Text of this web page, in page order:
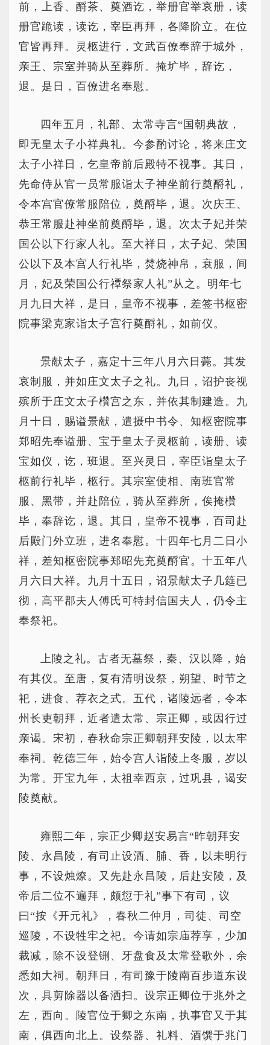
前，上香、酹茶、奠酒讫，举册官举哀册，读
册官跪读，读讫，宰臣再拜，各降阶立。在位
官皆再拜。灵柩进行，文武百僚奉辞于城外，
亲王、宗室并骑从至葬所。掩圹毕，辞讫，
退。是日，百僚进名奉慰。
四年五月，礼部、太常寺言“国朝典故，
即无皇太子小祥典礼。今参酌讨论，将来庄文
太子小祥日，乞皇帝前后殿特不视事。其日，
先命侍从官一员常服诣太子神坐前行奠酹礼，
令本宫官僚常服陪位，奠酹毕，退。次庆王、
恭王常服赴神坐前奠酹毕，退。次太子妃并荣
国公以下行家人礼。至大祥日，太子妃、荣国
公以下及本宫人行礼毕，焚烧神帛，衰服，间
月，妃及荣国公行禫祭家人礼”从之。明年七
月九日大祥，是日，皇帝不视事，差签书枢密
院事梁克家诣太子宫行奠酹礼，如前仪。
景献太子，嘉定十三年八月六日薨。其发
哀制服，并如庄文太子之礼。九日，诏护丧视
殡所于庄文太子欑宫之东，并依其制建造。九
月十日，赐谥景献，遣摄中书令、知枢密院事
郑昭先奉谥册、宝于皇太子灵柩前，读册、读
宝如仪，讫，班退。至兴灵日，宰臣诣皇太子
柩前行礼毕，柩行。其宗室使相、南班官常
服、黑带，并赴陪位，骑从至葬所，俟掩欑
毕，奉辞讫，退。其日，皇帝不视事，百司赴
后殿门外立班，进名奉慰。十四年七月二日小
祥，差知枢密院事郑昭先充奠酹官。十五年八
月六日大祥。九月十五日，诏景献太子几筵已
彻，高平郡夫人傅氏可特封信国夫人，仍令主
奉祭祀。
上陵之礼。古者无墓祭，秦、汉以降，始
有其仪。至唐，复有清明设祭，朔望、时节之
祀，进食、荐衣之式。五代，诸陵远者，令本
州长吏朝拜，近者遣太常、宗正卿，或因行过
亲谒。宋初，春秋命宗正卿朝拜安陵，以太牢
奉祠。乾德三年，始令宫人诣陵上冬服，岁以
为常。开宝九年，太祖幸西京，过巩县，谒安
陵奠献。
雍熙二年，宗正少卿赵安易言“昨朝拜安
陵、永昌陵，有司止设酒、脯、香，以未明行
事，不设烛燎。又先赴永昌陵，后赴安陵，及
帝后二位不遍拜，颇愆于礼”事下有司，议
曰“按《开元礼》，春秋二仲月，司徒、司空
巡陵，不设牲牢之祀。今请如宗庙荐享，少加
裁减，除不设登铏、牙盘食及太常登歌外，余
悉如大祠。朝拜日，有司豫于陵南百步道东设
次，具剪除器以备洒扫。设宗正卿位于兆外之
左，西向。陵官位于卿之东南，执事官又于其
南，俱西向北上。设祭器、礼料、酒馔于兆门